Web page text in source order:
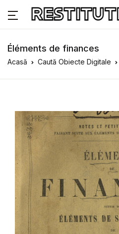
Éléments de finances
Acasă Caută Obiecte Digitale